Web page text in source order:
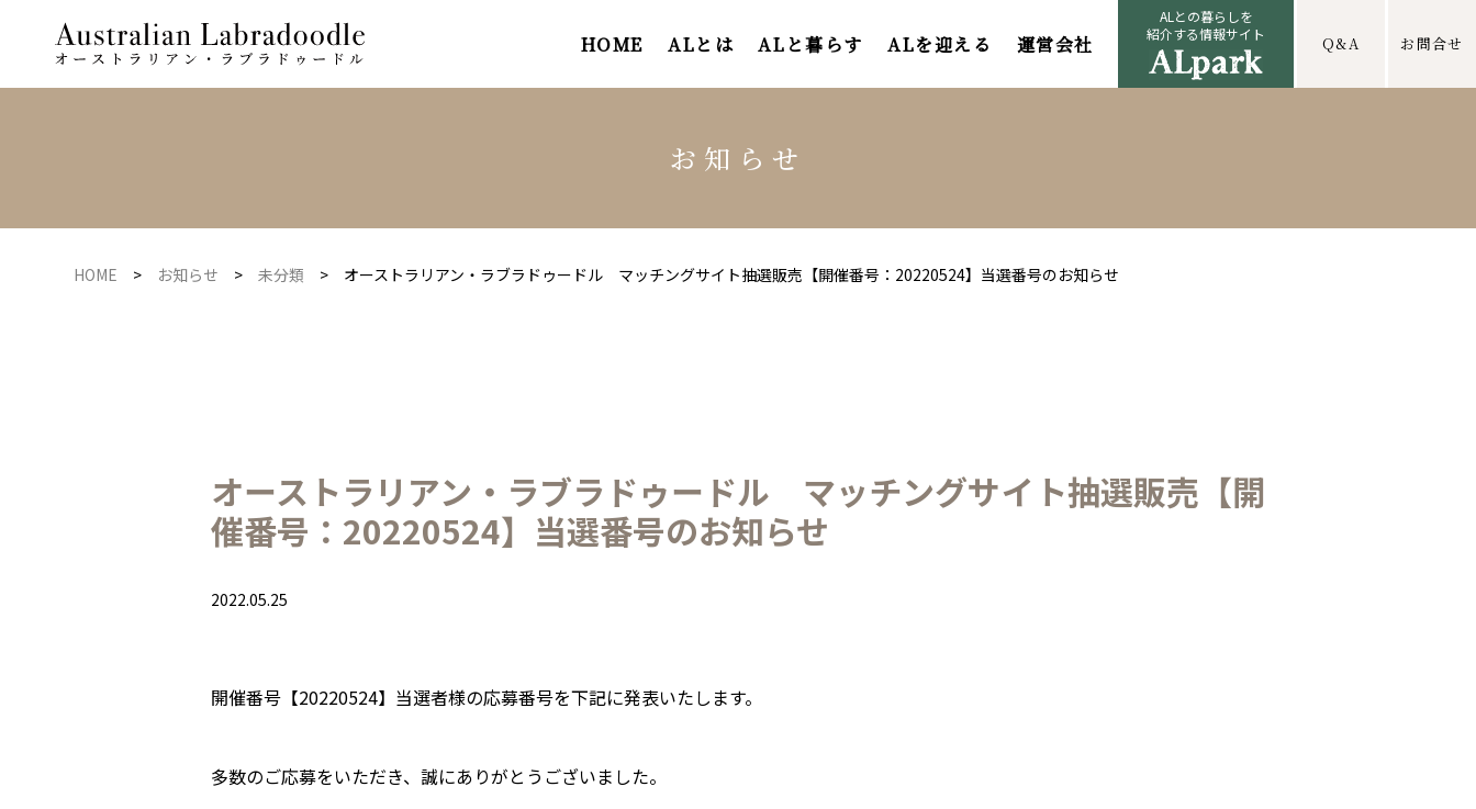
HOME ALとは ALと暮らす ALを迎える 運営会社
ALとの暮らしを
紹介する情報サイト
Q&A お問合せ
お知らせ
HOME > お知らせ >未分類 > オーストラリアン・ラブラドゥードル マッチングサイト抽選販売【開催番号：20220524】当選番号のお知らせ
オーストラリアン・ラブラドゥードル マッチングサイト抽選販売【開
催番号：20220524】当選番号のお知らせ
2022.05.25
開催番号【20220524】当選者様の応募番号を下記に発表いたします。
多数のご応募をいただき、誠にありがとうございました。